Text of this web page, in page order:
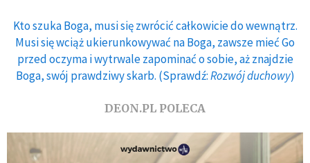
Kto szuka Boga, musi się zwrócić całkowicie do wewnątrz.
Musi się wciąż ukierunkowywać na Boga, zawsze mieć Go
przed oczyma i wytrwale zapominać o sobie, aż znajdzie
Boga, swój prawdziwy skarb. (Sprawdź:Rozwój duchowy)
DEON.PL POLECA